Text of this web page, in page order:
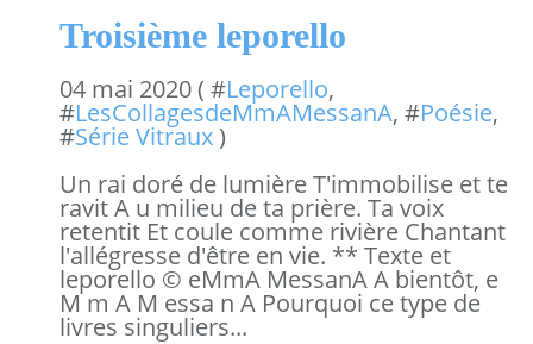
Troisième leporello
04 mai 2020 ( #Leporello,
#LesCollagesdeMmAMessanA, #Poésie,
#Série Vitraux )
Un rai doré de lumière T'immobilise et te
ravit A u milieu de ta prière. Ta voix
retentit Et coule comme rivière Chantant
l'allégresse d'être en vie. ** Texte et
leporello © eMmA MessanA A bientôt, e
M m A M essa n A Pourquoi ce type de
livres singuliers...